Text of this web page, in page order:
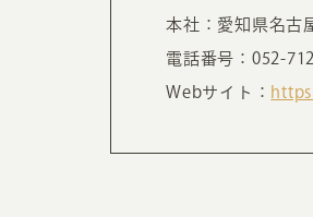
本社：愛知県名古
電話番号：052-
Webサイト：